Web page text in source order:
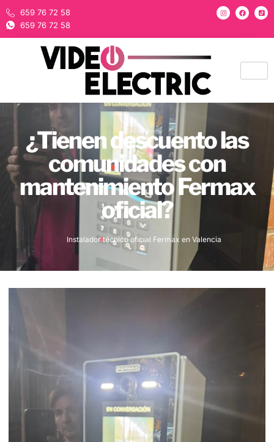
659 76 72 58
659 76 72 58
¿Tienen descuento las
comunidades con
mantenimiento Fermax
oficial?
Instalador técnico oficial Fermax en Valencia